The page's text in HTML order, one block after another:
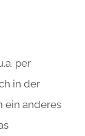
per
in der
ein anderes